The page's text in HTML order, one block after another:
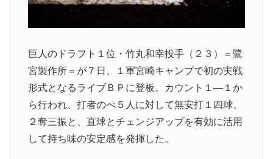
巨人のドラフト１位・竹丸和幸投手（２３）＝鷺
宮製作所＝が７日、１軍宮崎キャンプで初の実戦
形式となるライブＢＰに登板。カウント１―１か
ら行われ、打者のべ５人に対して無安打１四球、
２奪三振と、直球とチェンジアップを有効に活用
して持ち味の安定感を発揮した。